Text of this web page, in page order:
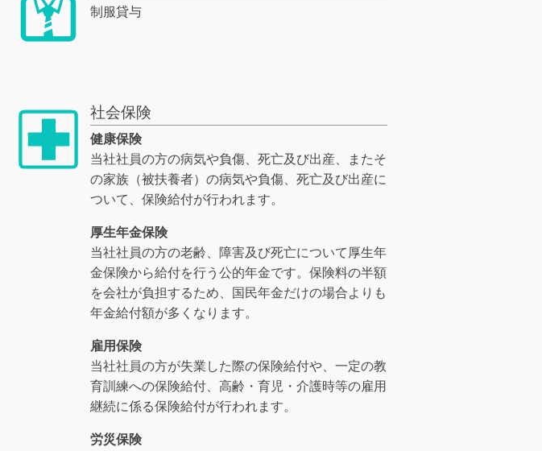
制服貸与
社会保険
健康保険
当社社員の方の病気や負傷、死亡及び出産、またそ
の家族（被扶養者）の病気や負傷、死亡及び出産に
ついて、保険給付が行われます。
厚生年金保険
当社社員の方の老齢、障害及び死亡について厚生年
金保険から給付を行う公的年金です。保険料の半額
を会社が負担するため、国民年金だけの場合よりも
年金給付額が多くなります。
雇用保険
当社社員の方が失業した際の保険給付や、一定の教
育訓練への保険給付、高齢・育児・介護時等の雇用
継続に係る保険給付が行われます。
労災保険